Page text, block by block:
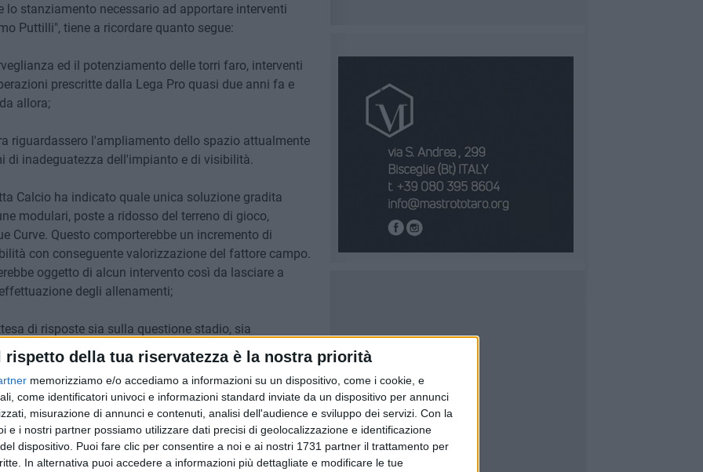
rispetto della tua riservatezza è la nostra priorità
memorizziamo e/o accediamo a informazioni su un dispositivo, come i cookie, e
come identificatori univoci e informazioni standard inviate da un dispositivo per annunci
misurazione di annunci e contenuti, analisi dell'audience e sviluppo dei servizi. Con la
e i nostri partner possiamo utilizzare dati precisi di geolocalizzazione e identificazione
dispositivo. Puoi fare clic per consentire a noi e ai nostri 1731 partner il trattamento per
In alternativa puoi accedere a informazioni più dettagliate e modificare le tue
stanziamento necessario ad apportare interventi
Puttilli", tiene a ricordare quanto segue:
ed il potenziamento delle torri faro, interventi
prescritte dalla Lega Pro quasi due anni fa e
allora;
riguardassero l'ampliamento dello spazio attualmente
di inadeguatezza dell'impianto e di visibilità.
Calcio ha indicato quale unica soluzione gradita
modulari, poste a ridosso del terreno di gioco,
Curve. Questo comporterebbe un incremento di
con conseguente valorizzazione del fattore campo.
oggetto di alcun intervento così da lasciare a
degli allenamenti;
di risposte sia sulla questione stadio, sia
effettuare gli allenamenti, auspica che in Consiglio
la soluzione proposta e che non si adottino
alla risoluzione definitiva delle problematiche